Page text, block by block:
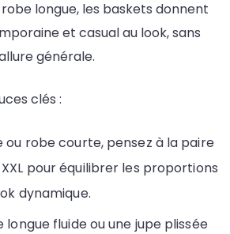
longue, les baskets donnent
et casual au look, sans
générale.
clés :
ou robe courte, pensez à la paire
pour équilibrer les proportions
dynamique.
longue fluide ou une jupe plissée